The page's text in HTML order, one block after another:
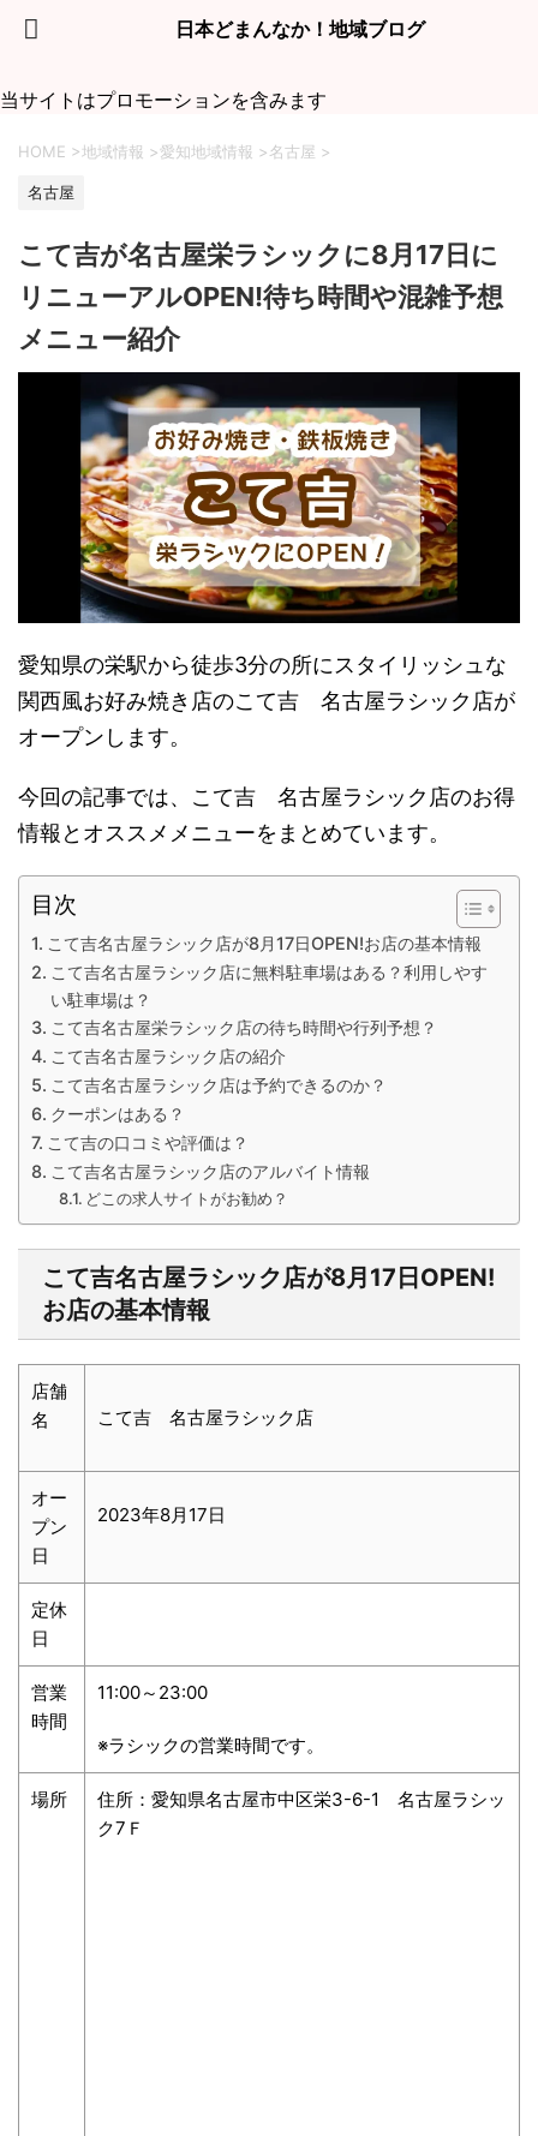
日本どまんなか！地域ブログ
当サイトはプロモーションを含みます
HOME >地域情報 >愛知地域情報 >名古屋 >
名古屋
こて吉が名古屋栄ラシックに8月17日に
リニューアルOPEN!待ち時間や混雑予想
メニュー紹介
愛知県の栄駅から徒歩3分の所にスタイリッシュな
関西風お好み焼き店のこて吉 名古屋ラシック店が
オープンします。
今回の記事では、こて吉 名古屋ラシック店のお得
情報とオススメメニューをまとめています。
目次
こて吉名古屋ラシック店が8月17日OPEN!お店の基本情報
こて吉名古屋ラシック店に無料駐車場はある？利用しやす
い駐車場は？
こて吉名古屋栄ラシック店の待ち時間や行列予想？
こて吉名古屋ラシック店の紹介
こて吉名古屋ラシック店は予約できるのか？
クーポンはある？
こて吉の口コミや評価は？
こて吉名古屋ラシック店のアルバイト情報
どこの求人サイトがお勧め？
こて吉名古屋ラシック店が8月17日 OPEN!
お店の基本情報
店舗
名
こて吉 名古屋ラシック店
オー
プン
日
2023年8月17日
定休
日
営業
時間
11:00～23:00
※ラシックの営業時間です。
場所
住所：愛知県名古屋市中区栄3-6-1 名古屋ラシッ
ク7Ｆ